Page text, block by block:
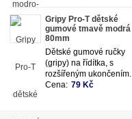
Gripy Pro-T dětské
gumové tmavě modrá
80mm
Dětské gumové ručky
(gripy) na řídítka, s
rozšířeným ukončením.
Cena: 79 Kč